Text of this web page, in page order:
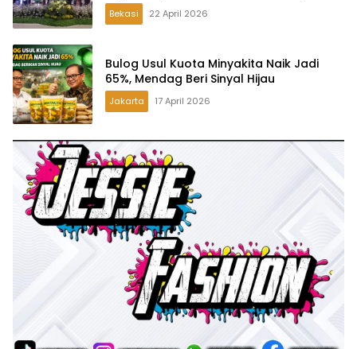
Bekasi 22 April 2026
Bulog Usul Kuota Minyakita Naik Jadi
65%, Mendag Beri Sinyal Hijau
Jakarta 17 April 2026